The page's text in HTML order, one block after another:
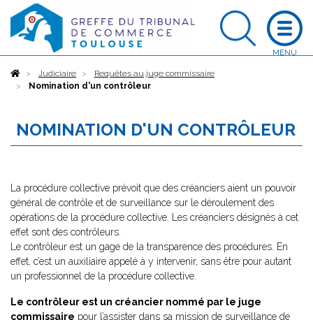
AccueilJudiciaire
Requêtes au juge commissaire
Nomination d'un contrôleur
NOMINATION D'UN CONTRÔLEUR
La procédure collective prévoit que des créanciers aient un pouvoir
général de contrôle et de surveillance sur le déroulement des
opérations de la procédure collective. Les créanciers désignés à cet
effet sont des contrôleurs.
Le contrôleur est un gage de la transparence des procédures. En
effet, c’est un auxiliaire appelé à y intervenir, sans être pour autant
un professionnel de la procédure collective.
Le contrôleur est un créancier nommé par le juge
commissaire pour l’assister dans sa mission de surveillance de